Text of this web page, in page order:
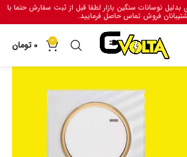
بدلیل نوسانات سنگین بازار لطفا قبل از ثبت سفارش حتما با
فروش تماس حاصل فرمایید.
0
0 تومان